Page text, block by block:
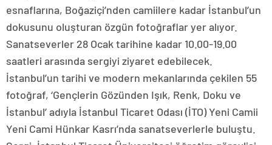
esnaflarına, Boğaziçi’nden camiilere kadar İstanbul’un
dokusunu oluşturan özgün fotoğraflar yer alıyor.
Sanatseverler 28 Ocak tarihine kadar 10.00-19.00
saatleri arasında sergiyi ziyaret edebilecek.
İstanbul’un tarihi ve modern mekanlarında çekilen 55
fotoğraf, ‘Gençlerin Gözünden Işık, Renk, Doku ve
İstanbul’ adıyla İstanbul Ticaret Odası (İTO) Yeni Camii
Yeni Cami Hünkar Kasrı’nda sanatseverlerle buluştu.